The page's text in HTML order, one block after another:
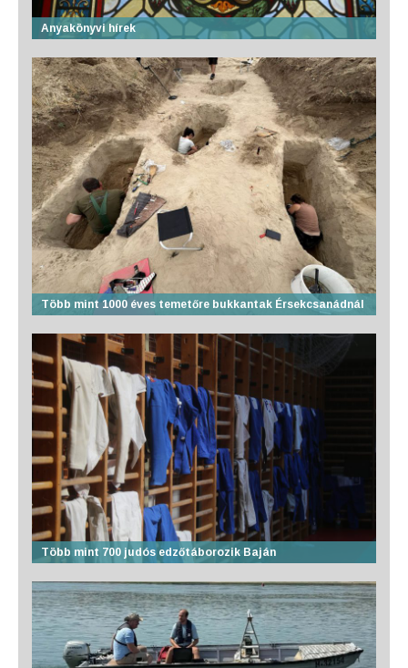
Anyakönyvi hírek
Több mint 1000 éves temetőre bukkantak Érsekcsanádnál
Több mint 700 judós edzőtáborozik Baján